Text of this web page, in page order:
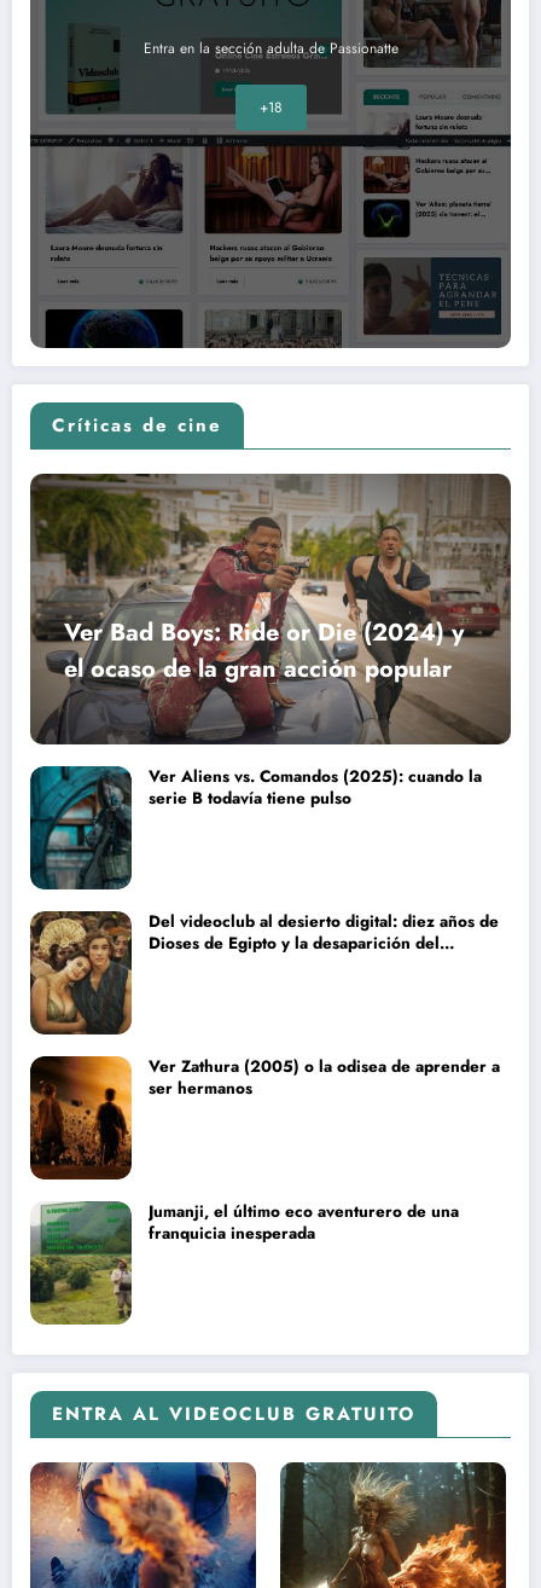
Entra en la sección adulta de Passionatte
+18
Críticas de cine
Ver Bad Boys: Ride or Die (2024) y
el ocaso de la gran acción popular
Ver Aliens vs. Comandos (2025): cuando la
serie B todavía tiene pulso
Del videoclub al desierto digital: diez años de
Dioses de Egipto y la desaparición del
Ver Zathura (2005) o la odisea de aprender a
ser hermanos
Jumanji, el último eco aventurero de una
franquicia inesperada
ENTRA AL VIDEOCLUB GRATUITO